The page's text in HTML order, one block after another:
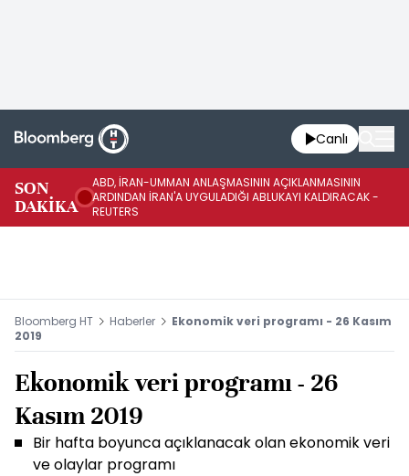
Canlı
SON
DAKİKA
ABD, İRAN-UMMAN ANLAŞMASININ AÇIKLANMASININ
ARDINDAN İRAN'A UYGULADIĞI ABLUKAYI KALDIRACAK -
REUTERS
Bloomberg HT Haberler
Ekonomik veri programı - 26 Kasım
2019
Ekonomik veri programı - 26
Kasım 2019
Bir hafta boyunca açıklanacak olan ekonomik veri
ve olaylar programı